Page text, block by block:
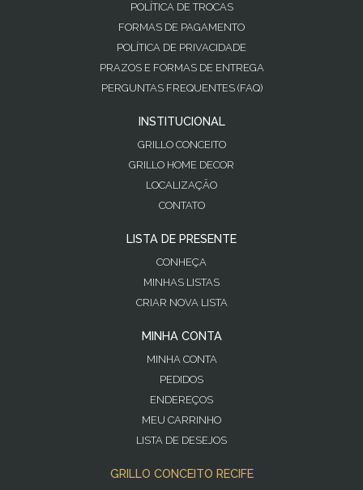
POLÍTICA DE TROCAS
FORMAS DE PAGAMENTO
POLÍTICA DE PRIVACIDADE
PRAZOS E FORMAS DE ENTREGA
PERGUNTAS FREQUENTES (FAQ)
INSTITUCIONAL
GRILLO CONCEITO
GRILLO HOME DECOR
LOCALIZAÇÃO
CONTATO
LISTA DE PRESENTE
CONHEÇA
MINHAS LISTAS
CRIAR NOVA LISTA
MINHA CONTA
MINHA CONTA
PEDIDOS
ENDEREÇOS
MEU CARRINHO
LISTA DE DESEJOS
GRILLO CONCEITO RECIFE